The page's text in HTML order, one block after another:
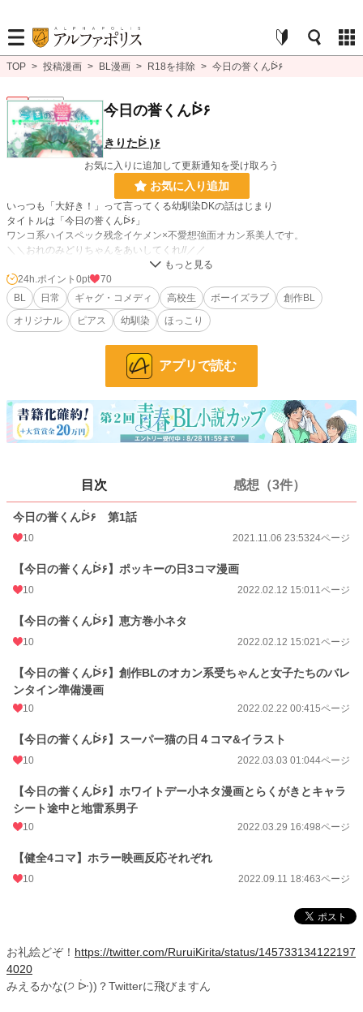
TOP > 投稿漫画 > BL漫画 > R18を排除 > 今日の誉くんᐖ۶
BL 連載中 今日の誉くんᐖ۶
きりたᐖ )۶
お気に入りに追加して更新通知を受け取ろう
お気に入り追加
いっつも「大好き！」って言ってくる幼馴染DKの話はじまり
タイトルは「今日の誉くんᐖ۶」
ワンコ系ハイスペック残念イケメン×不愛想強面オカン系美人です。
＼＼おれのみどりちゃんをあいしてくれ//／／
BL漫画 1,406 位 / 1,406 件
BL 1,080 位 / 1,080 件
ページ数 46
更新日時 2022.09.11 18:46
0 pt (1,406 位)
月間ポイント 84 pt (480 位)
年間ポイント
累計ポイント 25,246 pt (516 位)
24h.ポイント 0pt
70
BL
日常 ギャグ・コメディ 高校生 ボーイズラブ
創作BL
オリジナル
ピアス 幼馴染 ほっこり
アプリで読む
目次 感想（3件）
今日の誉くんᐖ۶ 第1話
10 2021.11.06 23:5324ページ
【今日の誉くんᐖ۶】ポッキーの日3コマ漫画
10 2022.02.12 15:011ページ
【今日の誉くんᐖ۶】恵方巻小ネタ
10 2022.02.12 15:021ページ
【今日の誉くんᐖ۶】創作BLのオカン系受ちゃんと女子たちのバレ
ンタイン準備漫画
10 2022.02.22 00:415ページ
【今日の誉くんᐖ۶】スーパー猫の日４コマ&イラスト
10 2022.03.03 01:044ページ
【今日の誉くんᐖ۶】ホワイトデー小ネタ漫画とらくがきとキャラ
シート途中と地雷系男子
10 2022.03.29 16:498ページ
【健全4コマ】ホラー映画反応それぞれ
10 2022.09.11 18:463ページ
お礼絵どぞ！ https://twitter.com/RuruiKirita/status/145733134122197
4020
みえるかな(੭ ᐕ))？Twitterに飛びますん